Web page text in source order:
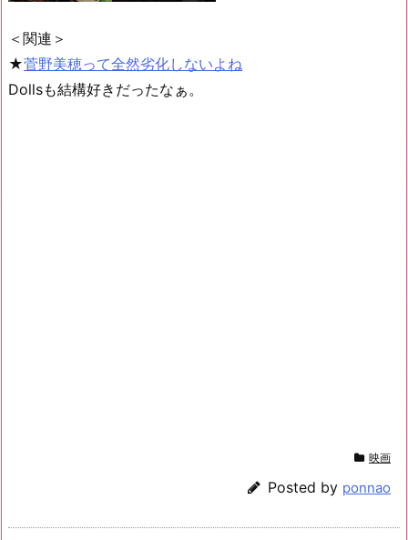
＜関連＞
★菅野美穂って全然劣化しないよね
Dollsも結構好きだったなぁ。
映画
Posted by ponnao